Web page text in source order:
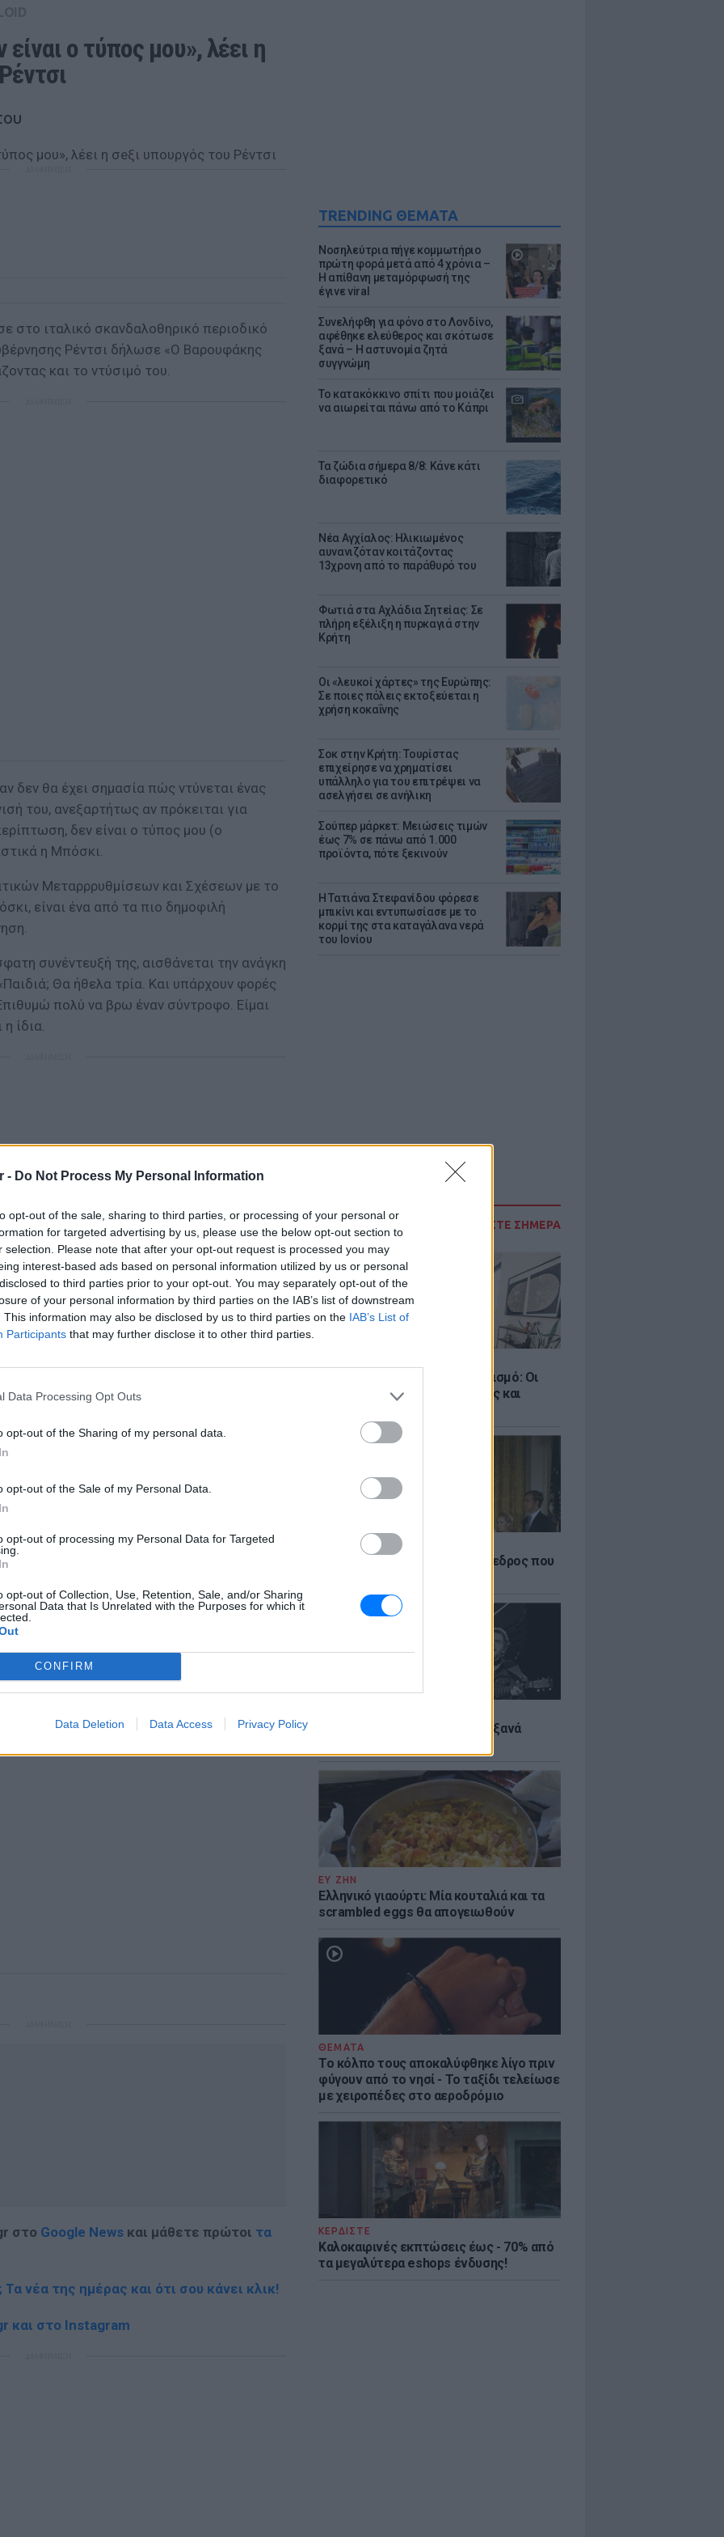
- Do Not Process My Personal Information
opt-out of the sale, sharing to third parties, or processing of your personal or
for targeted advertising by us, please use the below opt-out section to
selection. Please note that after your opt-out request is processed you may
interest-based ads based on personal information utilized by us or personal
to third parties prior to your opt-out. You may separately opt-out of the
of your personal information by third parties on the IAB’s list of downstream
This information may also be disclosed by us to third parties on the IAB’s List of
Participants that may further disclose it to other third parties.
Data Processing Opt Outs
opt-out of the Sharing of my personal data.
opt-out of the Sale of my Personal Data.
opt-out of processing my Personal Data for Targeted
opt-out of Collection, Use, Retention, Sale, and/or Sharing
Data that Is Unrelated with the Purposes for which it
CONFIRM
Data Deletion Data Access Privacy Policy
TRENDING ΘΕΜΑΤΑ
Νοσηλεύτρια πήγε κομμωτήριο
πρώτη φορά μετά από 4 χρόνια –
Η απίθανη μεταμόρφωσή της
έγινε viral
Συνελήφθη για φόνο στο Λονδίνο,
αφέθηκε ελεύθερος και σκότωσε
ξανά – Η αστυνομία ζητά
συγγνώμη
Το κατακόκκινο σπίτι που μοιάζει
να αιωρείται πάνω από το Κάπρι
Τα ζώδια σήμερα 8/8: Κάνε κάτι
διαφορετικό
Νέα Αγχίαλος: Ηλικιωμένος
αυνανιζόταν κοιτάζοντας
13χρονη από το παράθυρό του
Φωτιά στα Αχλάδια Σητείας: Σε
πλήρη εξέλιξη η πυρκαγιά στην
Κρήτη
Οι «λευκοί χάρτες» της Ευρώπης:
Σε ποιες πόλεις εκτοξεύεται η
χρήση κοκαΐνης
Σοκ στην Κρήτη: Τουρίστας
επιχείρησε να χρηματίσει
υπάλληλο για του επιτρέψει να
ασελγήσει σε ανήλικη
Σούπερ μάρκετ: Μειώσεις τιμών
έως 7% σε πάνω από 1.000
προϊόντα, πότε ξεκινούν
Η Τατιάνα Στεφανίδου φόρεσε
μπικίνι και εντυπωσίασε με το
κορμί της στα καταγάλανα νερά
του Ιονίου
ΔΙΑΒΑΣΤΕ ΣΗΜΕΡΑ
Νέο χωροταξικό για τον τουρισμό: Οι
αλλαγές σε Airbnb, επενδύσεις και
ΘΕΜΑΤΑ
Ο μοναδικός Αμερικανός πρόεδρος που
5 one-hit wonders που έγιναν ξανά
ΕΥ ΖΗΝ
Ελληνικό γιαούρτι: Μία κουταλιά και τα
scrambled eggs θα απογειωθούν
ΘΕΜΑΤΑ
Το κόλπο τους αποκαλύφθηκε λίγο πριν
φύγουν από το νησί - Το ταξίδι τελείωσε
με χειροπέδες στο αεροδρόμιο
ΚΕΡΔΙΣΤΕ
Καλοκαιρινές εκπτώσεις έως - 70% από
τα μεγαλύτερα eshops ένδυσης!
ο τύπος μου», λέει η
στο ιταλικό σκανδαλοθηρικό περιοδικό
Ρέντσι δήλωσε «Ο Βαρουφάκης
και το ντύσιμό του.
δεν θα έχει σημασία πώς ντύνεται ένας
του, ανεξαρτήτως αν πρόκειται για
δεν είναι ο τύπος μου (ο
η Μπόσκι.
Μεταρρρυθμίσεων και Σχέσεων με το
είναι ένα από τα πιο δημοφιλή
συνέντευξή της, αισθάνεται την ανάγκη
Θα ήθελα τρία. Και υπάρχουν φορές
πολύ να βρω έναν σύντροφο. Είμαι
ίδια.
με το βλέμμα της, αποκάλυψε ότι
καλή νοικοκυρά.
ρυθμούς, τρως άστατα. Δεν έχω χρόνο για
περίπατος, μια ταινία στον
αλλάξει τις συνήθειές μου. Σιδερώνω,
ψώνια στο σούπερ μάρκετ. Αν με βοηθάει
η Μπόσκι.
ΔΙΑΦΗΜΙΣΗ
στο Google News και μάθετε πρώτοι τα
νέα της ημέρας και ότι σου κάνει κλικ!
και στο Instagram